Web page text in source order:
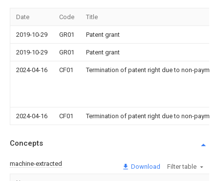
Date Code Title
2019-10-29 GR01 Patent grant
2019-10-29 GR01 Patent grant
2024-04-16 CF01 Termination of patent right due to non-
2024-04-16 CF01 Termination of patent right due to non-
Concepts
machine-extracted Download Filter table